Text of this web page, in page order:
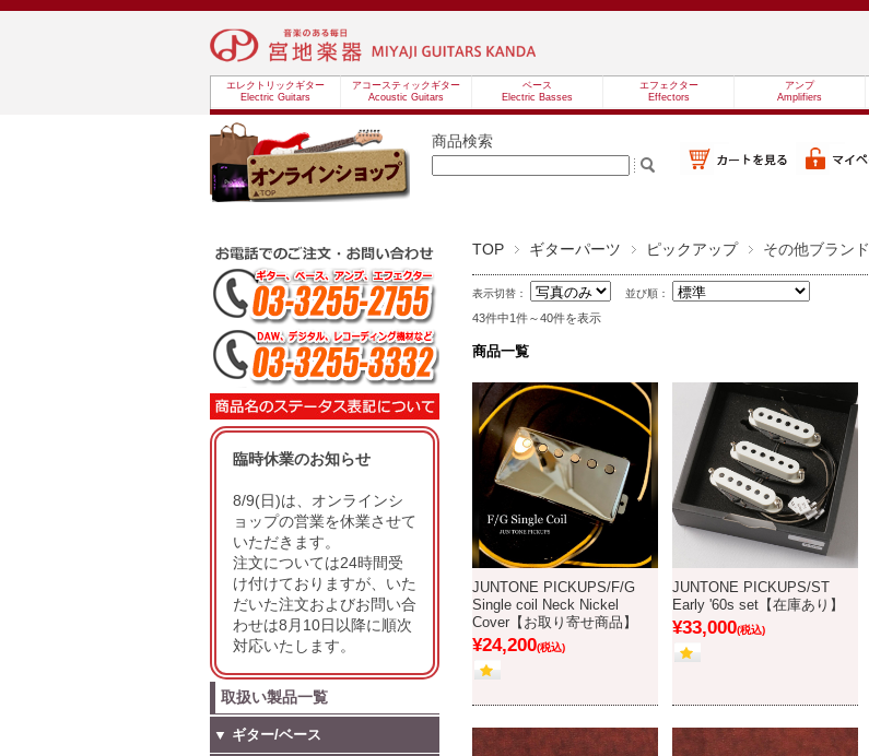
エレクトリックギター
Electric Guitars
アコースティックギター
Acoustic Guitars
ベース
Electric Basses
エフェクター
Effectors
アンプ
Amplifiers
商品検索
TOP ギターパーツ ピックアップ その他ブランド
表示切替： 並び順：
43件中1件～40件を表示
商品一覧
JUNTONE PICKUPS/F/G
Single coil Neck Nickel
Cover【お取り寄せ商品】
¥24,200(税込)
JUNTONE PICKUPS/ST
Early '60s set【在庫あり】
¥33,000(税込)
臨時休業のお知らせ
8/9(日)は、オンラインシ
ョップの営業を休業させて
いただきます。
注文については24時間受
け付けておりますが、いた
だいた注文およびお問い合
わせは8月10日以降に順次
対応いたします。
取扱い製品一覧
▼ ギター/ベース